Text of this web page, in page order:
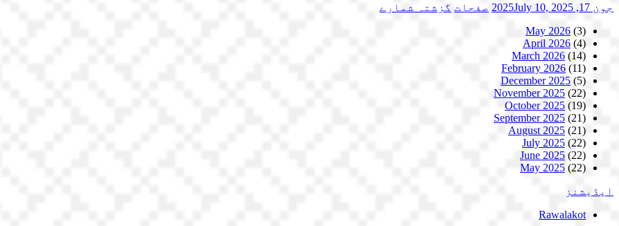
جون 17, 2025 July 10, 2025 صفحات گزشتہ شمارے
May 2026 (3)
April 2026 (4)
March 2026 (14)
February 2026 (11)
December 2025 (5)
November 2025 (22)
October 2025 (19)
September 2025 (21)
August 2025 (21)
July 2025 (22)
June 2025 (22)
May 2025 (22)
ایڈیشنز
Rawalakot